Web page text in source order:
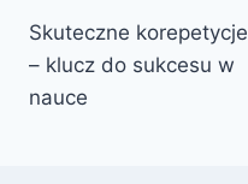
wpisu
Skuteczne korepetycje
– klucz do sukcesu w
nauce